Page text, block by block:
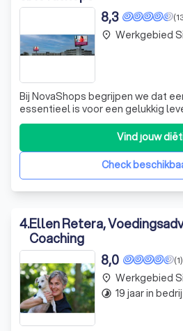
8,3
Bij NovaShops begrijpen we dat
essentieel is voor een gelukkig
een uitgebreid assortiment aan
perfect passen binnen diverse
Keto Dieet, het Koolhydraatarm
en het Proteïne Dieet. Onze
Check
Vind jouw
place Werkgebied
4.Ellen Retera,
Coaching
(1)
8,0
place Werkgebied
timelapse 19 jaar in